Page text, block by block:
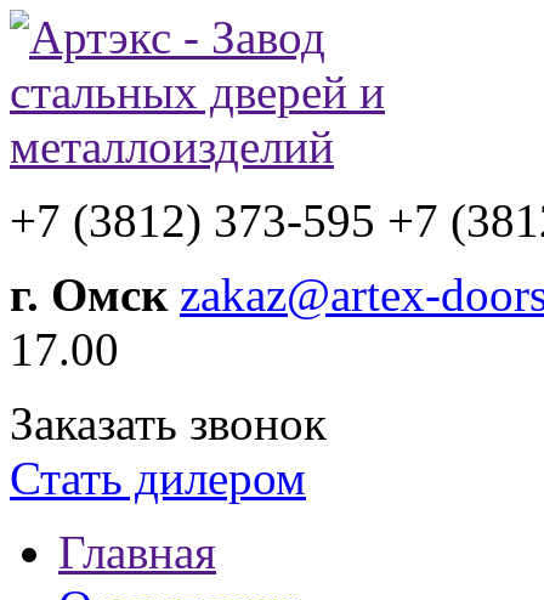
+7 (3812) 373-595 +7
г. Омск zakaz@artex-
17.00
Заказать звонок
Стать дилером
Главная